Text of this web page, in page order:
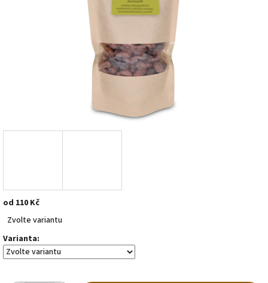
od 110 Kč
Měrná
cena:
Zvolte variantu
Varianta: